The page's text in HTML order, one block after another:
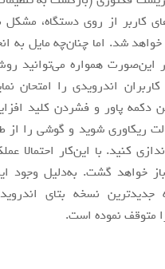
کاربر از روی دستگاه،
شد. اما چنان‌چه مایل به
این‌صورت همواره می‌توانید
اندرویدی را امتحان
دکمه پاور و فشردن کلید
ریکاوری شوید و گوشی را از
کنید. با این‌کار احتمالا
خواهد گشت. به‌دلیل وجود
متوقف نموده است.